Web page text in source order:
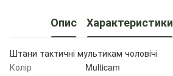
Опис Характеристики
Штани тактичні мультикам чоловічі
Колір
Multicam